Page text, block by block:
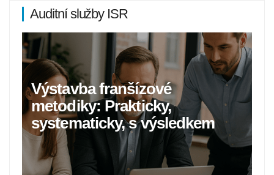
Auditní služby ISR
Výstavba franšízové
metodiky: Prakticky,
systematicky, s výsledkem